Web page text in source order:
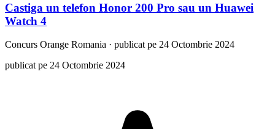
Castiga un telefon Honor 200 Pro sau un Huawei
Watch 4
Concurs Orange Romania · publicat pe 24 Octombrie 2024
publicat pe 24 Octombrie 2024